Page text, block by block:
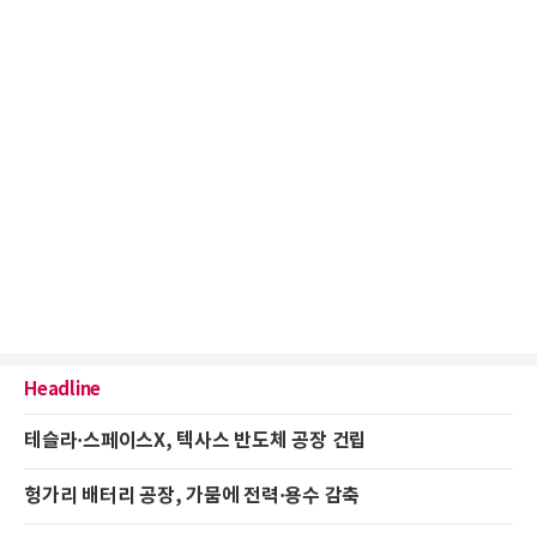
Headline
테슬라·스페이스X, 텍사스 반도체 공장 건립
헝가리 배터리 공장, 가뭄에 전력·용수 감축